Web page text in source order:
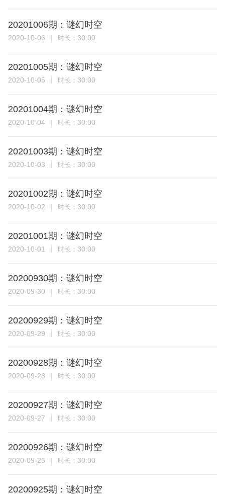
20201006期：谜幻时空
2020-10-06 时长： 30:00
20201005期：谜幻时空
2020-10-05 时长： 30:00
20201004期：谜幻时空
2020-10-04 时长： 30:00
20201003期：谜幻时空
2020-10-03 时长： 30:00
20201002期：谜幻时空
2020-10-02 时长： 30:00
20201001期：谜幻时空
2020-10-01 时长： 30:00
20200930期：谜幻时空
2020-09-30 时长： 30:00
20200929期：谜幻时空
2020-09-29 时长： 30:00
20200928期：谜幻时空
2020-09-28 时长： 30:00
20200927期：谜幻时空
2020-09-27 时长： 30:00
20200926期：谜幻时空
2020-09-26 时长： 30:00
20200925期：谜幻时空